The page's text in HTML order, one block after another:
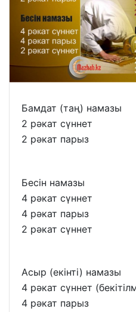
Бамдат (таң) намазы
2 рәкат сүннет
2 рәкат парыз
Бесін намазы
4 рәкат сүннет
4 рәкат парыз
2 рәкат сүннет
Асыр (екінті) намазы
4 рәкат сүннет
4 рәкат парыз